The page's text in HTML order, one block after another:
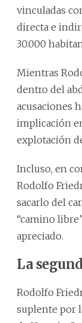
vinculadas
directa e
30.000
Mientras
dentro del
acusaciones
implicación
explotación
Incluso, en
Rodolfo
sacarlo del
“camino
apreciado.
La
Rodolfo
suplente por